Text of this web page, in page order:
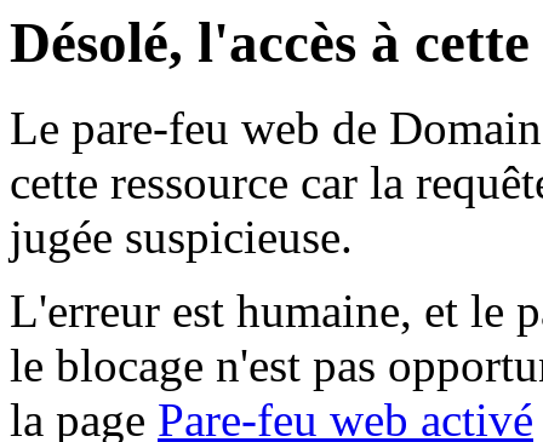
Désolé, l'accès à
Le pare-feu web de
cette ressource car la
jugée suspicieuse.
L'erreur est humaine, et le
le blocage n'est pas
la page Pare-feu web activé